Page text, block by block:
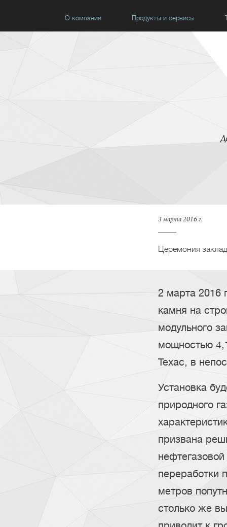
О компании Продукты и сервисы
3 марта 2016 г.
Церемония
2 марта 2016
камня на
модульного
мощностью
Техас, в
Установка
природного
призвана
переработки
метров
столько же